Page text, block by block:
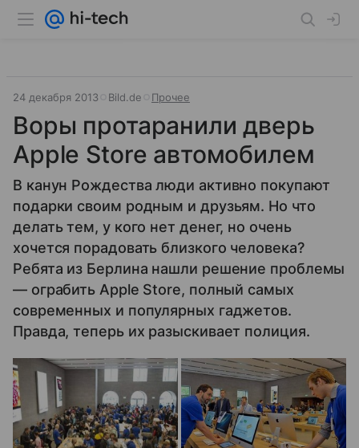
24 декабря 2013 Bild.de Прочее
Воры протаранили дверь
Apple Store автомобилем
В канун Рождества люди активно покупают
подарки своим родным и друзьям. Но что
делать тем, у кого нет денег, но очень
хочется порадовать близкого человека?
Ребята из Берлина нашли решение проблемы
— ограбить Apple Store, полный самых
современных и популярных гаджетов.
Правда, теперь их разыскивает полиция.